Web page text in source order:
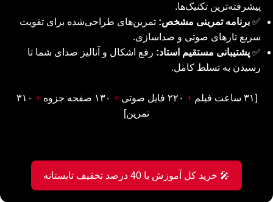
پیشرفته‌ترین تکنیک‌ها.
✅ برنامه تمرینی مشخص: تمرین‌های طراحی‌شده برای تقویت
سریع تار‌های صوتی و صداسازی.
✅ پشتیبانی مستقیم استاد: رفع اشکال و آنالیز صدای شما تا
رسیدن به تسلط کامل.
[۳۱ ساعت فیلم +
+
+ ۳۱۰
تمرین]
🎤 خرید کل آموزش با 40 درصد تخفیف تابستانه